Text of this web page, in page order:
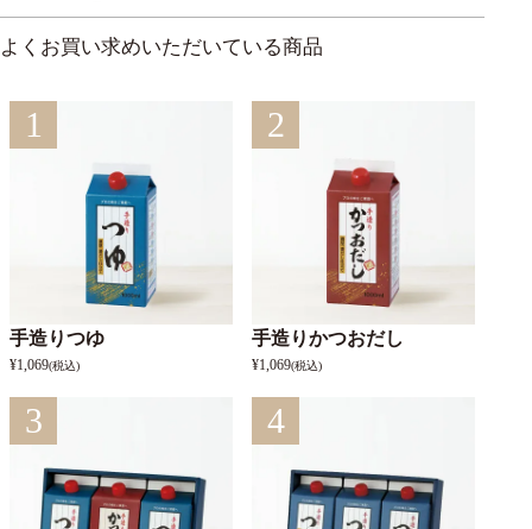
よくお買い求めいただいている商品
1
手造りつゆ
¥1,069(税込)
2
手造りかつおだし
¥1,069(税込)
3 4